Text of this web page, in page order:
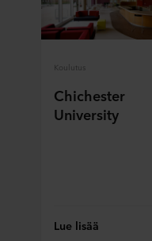
Koulutus
Chichester
University
Lue lisää